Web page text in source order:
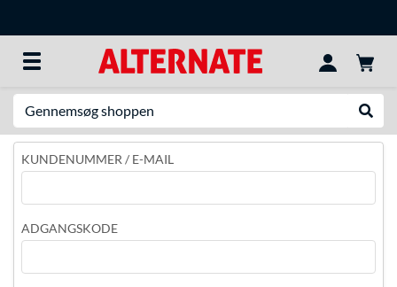
KUNDENUMMER / E-MAIL
ADGANGSKODE